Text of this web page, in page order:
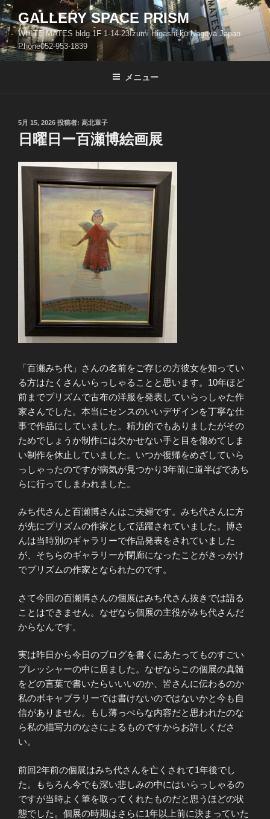
コ
ン
テ
ン
ツ
GALLERY SPACE PRISM
WHITE MATES bldg.1F 1-14-23Izumi Higashi-ku Nagoya Japan
Phone052-953-1839
メニュー
投
稿
日:
5月 15, 2026 投稿者: 高北章子
日曜日ー百瀬博絵画展
「百瀬みち代」さんの名前をご存じの方彼女を知ってい
る方はたくさんいらっしゃることと思います。10年ほど
前までプリズムで古布の洋服を発表していらっしゃた作
家さんでした。本当にセンスのいいデザインを丁寧な仕
事で作品にしていました。精力的でもありましたがその
ためでしょうか制作には欠かせない手と目を傷めてしま
い制作を休止していました。いつか復帰をめざしていら
っしゃったのですが病気が見つかり3年前に道半ばであち
らに行ってしまわれました。
みち代さんと百瀬博さんはご夫婦です。みち代さんに方
が先にプリズムの作家として活躍されていました。博さ
んは当時別のギャラリーで作品発表をされていました
が、そちらのギャラリーが閉廊になったことがきっかけ
でプリズムの作家となられたのです。
さて今回の百瀬博さんの個展はみち代さん抜きでは語る
ことはできません。なぜなら個展の主役がみち代さんだ
からなんです。
実は昨日から今日のブログを書くにあたってものすごい
プレッシャーの中に居ました。なぜならこの個展の真髄
をどの言葉で書いたらいいいのか、皆さんに伝わるのか
私のボキャブラリーでは書けないのではないかと今も自
信がありません。もし薄っぺらな内容だと思われたのな
ら私の描写力のなさによるものですからお許しくださ
い。
前回2年前の個展はみち代さんを亡くされて1年後でし
た。もちろん今でも深い悲しみの中にはいらっしゃるの
ですが当時よく筆を取ってくれたものだと思うほどの状
態でした。個展の時期はさらに1年以上前に決まっていた